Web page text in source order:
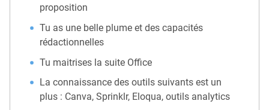
proposition
Tu as une belle plume et des capacités
rédactionnelles
Tu maitrises la suite Office
La connaissance des outils suivants est un
plus : Canva, Sprinklr, Eloqua, outils analytics